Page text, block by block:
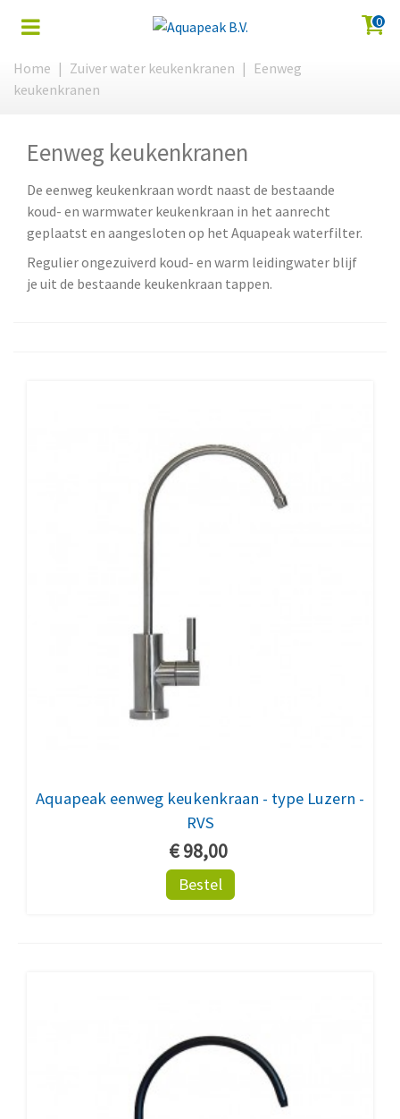
0
Home | Zuiver water keukenkranen | Eenweg
keukenkranen
Eenweg keukenkranen
De eenweg keukenkraan wordt naast de bestaande
koud- en warmwater keukenkraan in het aanrecht
geplaatst en aangesloten op het Aquapeak waterfilter.
Regulier ongezuiverd koud- en warm leidingwater blijf
je uit de bestaande keukenkraan tappen.
Aquapeak eenweg keukenkraan - type Luzern -
RVS
€ 98,00
Bestel